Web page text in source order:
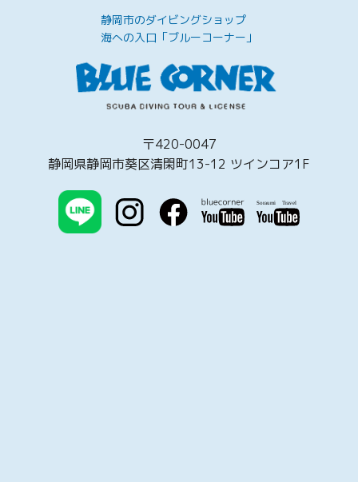
静岡市のダイビングショップ
海への入口「ブルーコーナー」
〒420-0047
静岡県静岡市葵区清閑町13-12 ツインコア1F